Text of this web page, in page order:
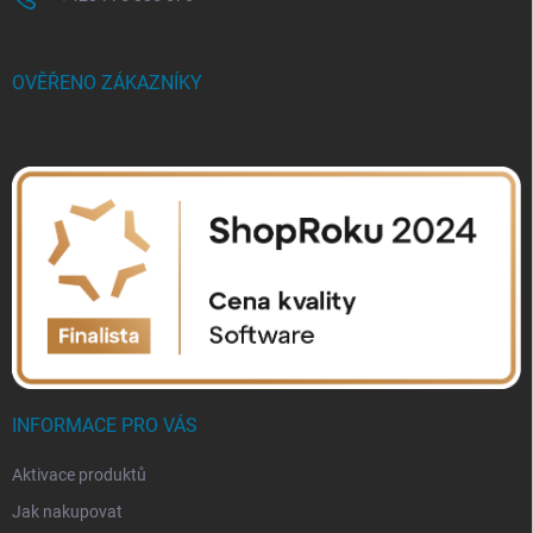
OVĚŘENO ZÁKAZNÍKY
INFORMACE PRO VÁS
Aktivace produktů
Jak nakupovat